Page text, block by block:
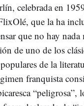
celebrada en
que la ha
que no hay nada
de uno de los
de la
franquista